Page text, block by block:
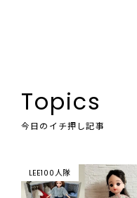
Topics
今日のイチ押し記事
LEE100人隊